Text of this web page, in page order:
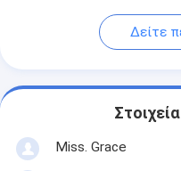
Δείτε
Miss. Grace